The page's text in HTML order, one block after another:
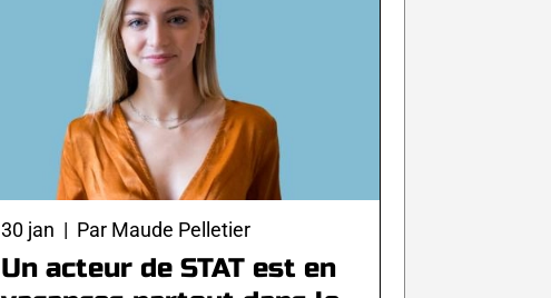
30 jan | Par Maude Pelletier
Un acteur de STAT est en